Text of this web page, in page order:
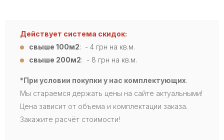
Действует система скидок:
свыше 100м2: - 4 грн на кв.м.
свыше 200м2: - 8 грн на кв.м.
*При условии покупки у нас комплектующих.
Мы стараемся держать цены на сайте актуальными!
Цена зависит от объема и комплектации заказа.
Закажите расчёт стоимости!